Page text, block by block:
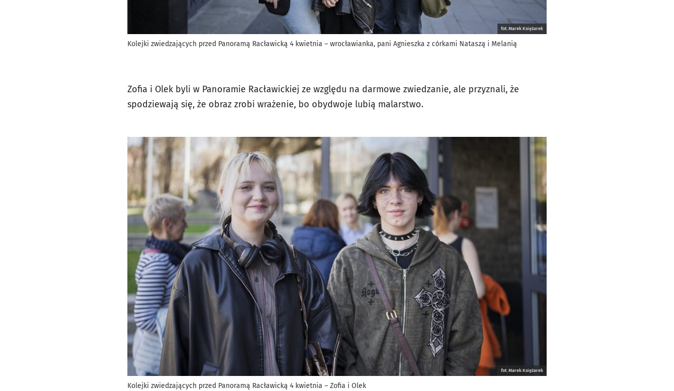
fot. Marek Księżarek
Kolejki zwiedzających przed Panoramą Racławicką 4 kwietnia – wrocławianka, pani Agnieszka z córkami Nataszą i Melanią
Zofia i Olek byli w Panoramie Racławickiej ze względu na darmowe zwiedzanie, ale przyznali, że
spodziewają się, że obraz zrobi wrażenie, bo obydwoje lubią malarstwo.
fot. Marek Księżarek
Kolejki zwiedzających przed Panoramą Racławicką 4 kwietnia – Zofia i Olek